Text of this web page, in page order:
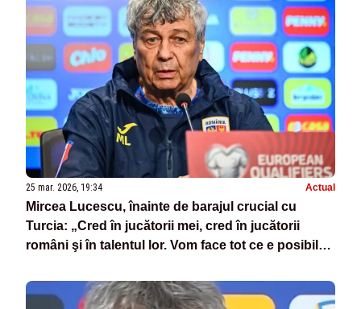
25 mar. 2026, 19:34 Actual
Mircea Lucescu, înainte de barajul crucial cu
Turcia: „Cred în jucătorii mei, cred în jucătorii
români şi în talentul lor. Vom face tot ce e posibil